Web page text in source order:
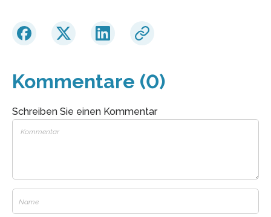
Kommentare (0)
Schreiben Sie einen Kommentar